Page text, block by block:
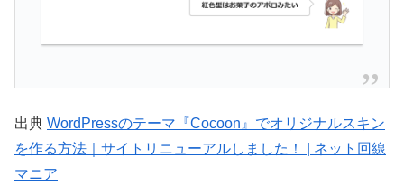
出典 WordPressのテーマ『Cocoon』でオリジナルスキン
を作る方法｜サイトリニューアルしました！ | ネット回線
マニア